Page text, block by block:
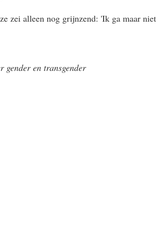
zei alleen nog grijnzend: 'Ik ga maar niet
en transgender